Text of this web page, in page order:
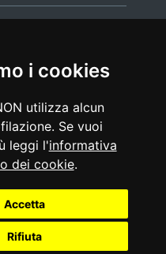
i cookies
utilizza alcun
Se vuoi
leggi l'informativa
dei cookie.
Accetta
Rifiuta
|glossario
|feedback
da